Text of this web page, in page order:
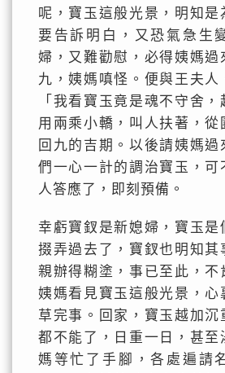
呢，寶玉這般光景，明知是
要告訴明白，又恐氣急生
婦，又難勸慰，必得姨媽過
九，姨媽嗔怪。便與王夫人
「我看寶玉竟是魂不守舍，
用兩乘小轎，叫人扶著，從
回九的吉期。以後請姨媽過
們一心一計的調治寶玉，可
人答應了，即刻預備。
幸虧寶釵是新媳婦，寶玉是
掇弄過去了，寶釵也明知其
親辦得糊塗，事已至此，不
姨媽看見寶玉這般光景，心
草完事。回家，寶玉越加沉
都不能了，日重一日，甚至
媽等忙了手腳，各處遍請